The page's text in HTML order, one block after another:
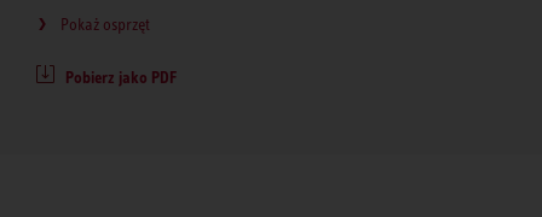
Pokaż osprzęt
Pobierz jako PDF